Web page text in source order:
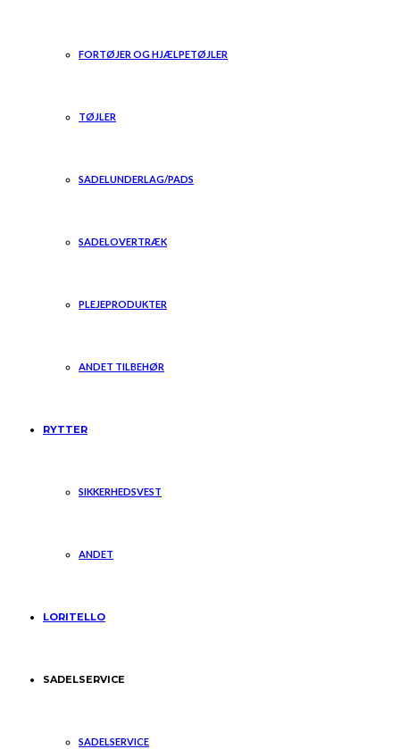
FORTØJER OG HJÆLPETØJLER
TØJLER
SADELUNDERLAG/PADS
SADELOVERTRÆK
PLEJEPRODUKTER
ANDET TILBEHØR
RYTTER
SIKKERHEDSVEST
ANDET
LORITELLO
SADELSERVICE
SADELSERVICE